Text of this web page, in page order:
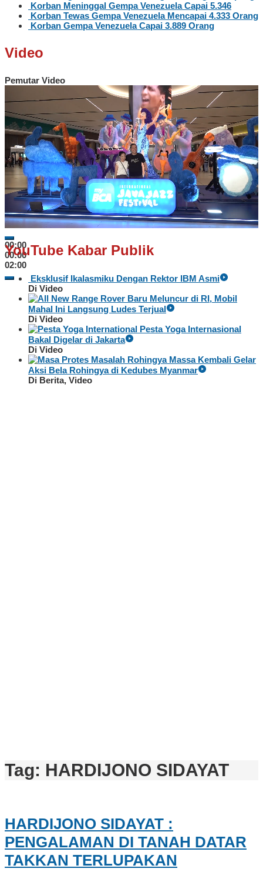
Korban Meninggal Gempa Venezuela Capai 5.346
Korban Tewas Gempa Venezuela Mencapai 4.333 Orang
Korban Gempa Venezuela Capai 3.889 Orang
Video
Pemutar Video
00:00
00:00
02:00
YouTube Kabar Publik
Eksklusif Ikalasmiku Dengan Rektor IBM Asmi
Di Video
Baru Meluncur di RI, Mobil
Mahal Ini Langsung Ludes Terjual
Di Video
Pesta Yoga Internasional
Bakal Digelar di Jakarta
Di Video
Massa Kembali Gelar
Aksi Bela Rohingya di Kedubes Myanmar
Di Berita, Video
Tag: HARDIJONO SIDAYAT
HARDIJONO SIDAYAT :
PENGALAMAN DI TANAH DATAR
TAKKAN TERLUPAKAN